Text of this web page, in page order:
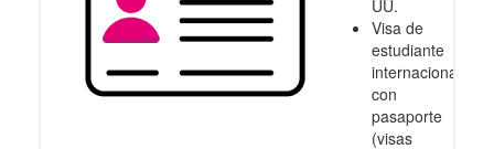
UU.
Visa de
estudiante
internacional
con
pasaporte
(visas